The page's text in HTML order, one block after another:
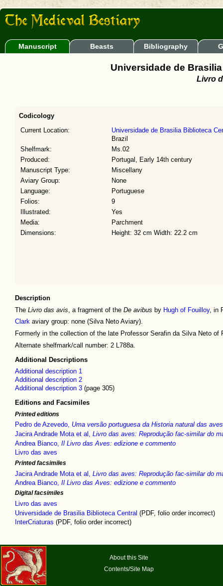
Manuscript Beasts Bibliography
Universidade de
Livro
Codicology
Current Location:
Universidade de Brasilia Biblioteca
Brazil
Shelfmark:
Ms.02
Produced:
Portugal, Early 14th century
Manuscript Type:
Miscellany
Aviary Group:
None
Language:
Portuguese
Folios:
9
Illustrated:
Yes
Media:
Parchment
Dimensions:
Height: 32 cm Width: 22.2 cm
Description
The Livro das avis , a fragment of the De avibus by Hugh of Fouilloy, in
Clark aviary group: none (Silva Neto Aviary).
Formerly in the collection of the late Professor Serafin da Silva Neto of
Alternate shelfmark/call number: 2 L788a.
Additional Descriptions
Additional description 1
Additional description 2
Additional description 3 (page 305)
Editions and Facsimiles
Printed editions
Pedro de Azevedo, Uma versão portuguesa da Historia natural das
Jacira Andrade Mota et al, Livro das aves: Reprodução fac-similar do
Andrea Bianco, Il Livro das Aves: edizione e commento
Livro das aves
Printed facsimiles
Jacira Andrade Mota et al, Livro das aves: Reprodução fac-similar do
Andrea Bianco, Il Livro das Aves: edizione e commento
Digital facsimiles
Livro das aves
Universidade de Brasilia Biblioteca Central (PDF, folio order incorrect)
InterCriaturas (PDF, folio order incorrect)
About this Site
Contents/Site Map